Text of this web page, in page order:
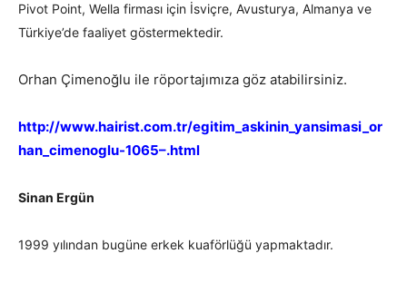
Pivot Point, Wella firması için İsviçre, Avusturya, Almanya ve
Türkiye’de faaliyet göstermektedir.
Orhan Çimenoğlu ile röportajımıza göz atabilirsiniz.
http://www.hairist.com.tr/egitim_askinin_yansimasi_or
han_cimenoglu-1065–.html
Sinan Ergün
1999 yılından bugüne erkek kuaförlüğü yapmaktadır.